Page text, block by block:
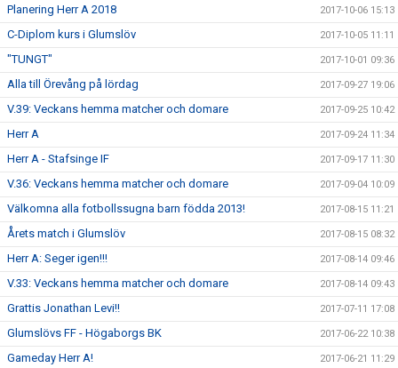
Planering Herr A 2018 2017-10-06 15:13
C-Diplom kurs i Glumslöv 2017-10-05 11:11
"TUNGT" 2017-10-01 09:36
Alla till Örevång på lördag 2017-09-27 19:06
V.39: Veckans hemma matcher och domare 2017-09-25 10:42
Herr A 2017-09-24 11:34
Herr A - Stafsinge IF 2017-09-17 11:30
V.36: Veckans hemma matcher och domare 2017-09-04 10:09
Välkomna alla fotbollssugna barn födda 2013! 2017-08-15 11:21
Årets match i Glumslöv 2017-08-15 08:32
Herr A: Seger igen!!! 2017-08-14 09:46
V.33: Veckans hemma matcher och domare 2017-08-14 09:43
Grattis Jonathan Levi!! 2017-07-11 17:08
Glumslövs FF - Högaborgs BK 2017-06-22 10:38
Gameday Herr A! 2017-06-21 11:29